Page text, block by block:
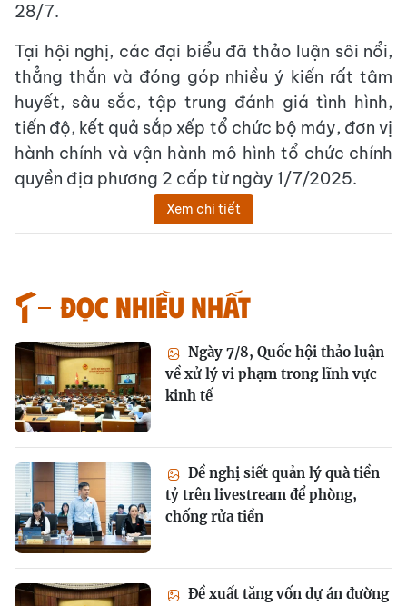
28/7.
Tại hội nghị, các đại biểu đã thảo luận sôi nổi,
thẳng thắn và đóng góp nhiều ý kiến rất tâm
huyết, sâu sắc, tập trung đánh giá tình hình,
tiến độ, kết quả sắp xếp tổ chức bộ máy, đơn vị
hành chính và vận hành mô hình tổ chức chính
quyền địa phương 2 cấp từ ngày 1/7/2025.
Xem chi tiết
Đọc nhiều nhất
Ngày 7/8, Quốc hội thảo luận
về xử lý vi phạm trong lĩnh vực
kinh tế
Đề nghị siết quản lý quà tiền
tỷ trên livestream để phòng,
chống rửa tiền
Đề xuất tăng vốn dự án đường